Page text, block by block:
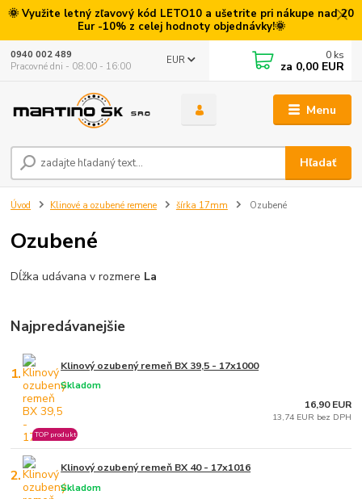
🌞 Využite letný zľavový kód LETO10 a ušetrite pri nákupe nad 20
Eur -10% z celej hodnoty objednávky!🌞
Menu
EUR
Hľadať
0940 002 489
Pracovné dni - 08:00 - 16:00
0 ks
za 0,00 EUR
Úvod Klinové a ozubené remene šírka 17mm Ozubené
Ozubené
Dĺžka udávana v rozmere La
Najpredávanejšie
1. Klinový ozubený remeň BX 39,5 - 17x1000
Skladom
TOP produkt
16,90 EUR
13,74 EUR bez DPH
2. Klinový ozubený remeň BX 40 - 17x1016
Skladom